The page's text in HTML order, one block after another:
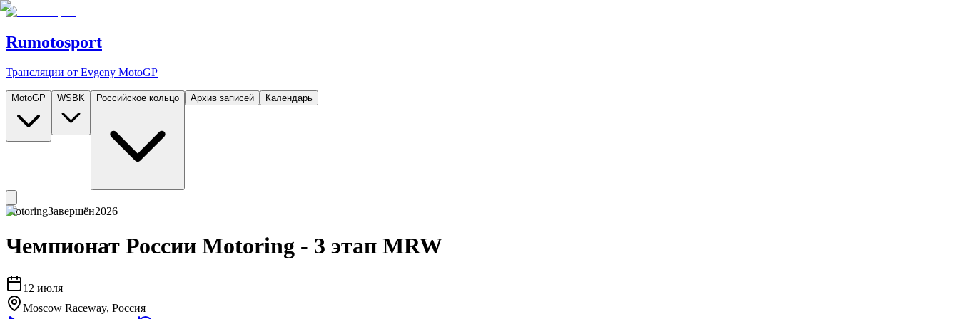
Rumotosport
Трансляции от Evgeny MotoGP
MotoGP WSBK Российское кольцо Архив записей Календарь
MotoringЗавершён2026
Чемпионат России Motoring - 3 этап MRW
12 июля
Moscow Raceway, Россия